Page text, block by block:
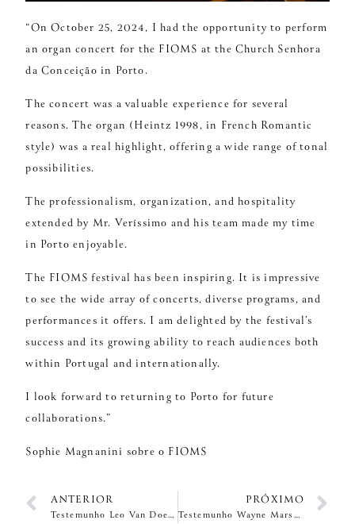
“On October 25, 2024, I had the opportunity to perform
an organ concert for the FIOMS at the Church Senhora
da Conceição in Porto.
The concert was a valuable experience for several
reasons. The organ (Heintz 1998, in French Romantic
style) was a real highlight, offering a wide range of tonal
possibilities.
The professionalism, organization, and hospitality
extended by Mr. Veríssimo and his team made my time
in Porto enjoyable.
The FIOMS festival has been inspiring. It is impressive
to see the wide array of concerts, diverse programs, and
performances it offers. I am delighted by the festival’s
success and its growing ability to reach audiences both
within Portugal and internationally.
I look forward to returning to Porto for future
collaborations.”
Sophie Magnanini sobre o FIOMS
ANTERIOR
Testemunho Leo Van Doeselaar
PRÓXIMO
Testemunho Wayne Marshall